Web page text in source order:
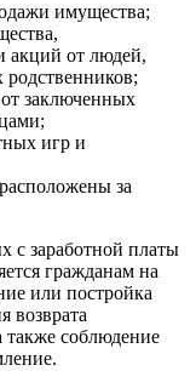
имущества;
акций от людей,
родственников;
заключенных
игр и
за
с заработной платы
гражданам на
или постройка
возврата
также соблюдение